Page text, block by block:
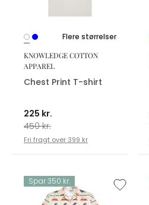
Flere størrelser
KNOWLEDGE COTTON
APPAREL
Chest Print T-shirt
225 kr.
450 kr.
Fri fragt over 399 kr
Spar 350 kr.